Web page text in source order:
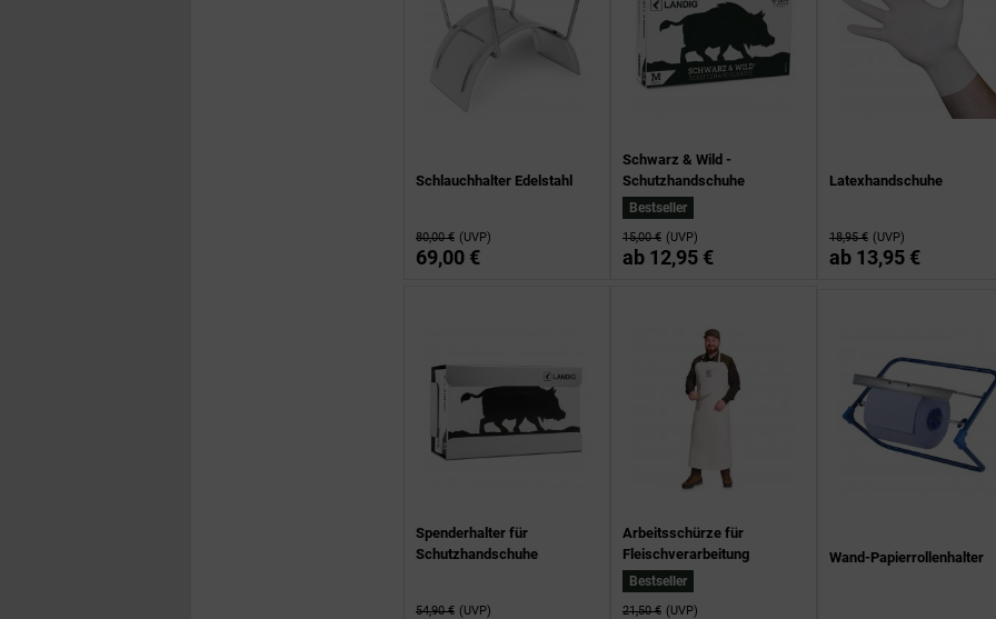
Schlauchhalter Edelstahl
80,00 € (UVP)
69,00 €
Schwarz & Wild -
Schutzhandschuhe
Bestseller
15,00 € (UVP)
ab 12,95 €
Latexhandschuhe
18,95 € (UVP)
ab 13,95 €
Spenderhalter für
Schutzhandschuhe
54,90 € (UVP)
Arbeitsschürze für
Fleischverarbeitung
Bestseller
21,50 € (UVP)
Wand-Papierrollenhalter